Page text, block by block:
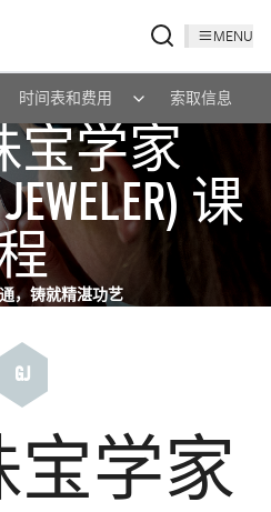
MENU
时间表和费用 索取信息
宝学家
JEWELER) 课
，铸就精湛功艺
GJ
宝学家